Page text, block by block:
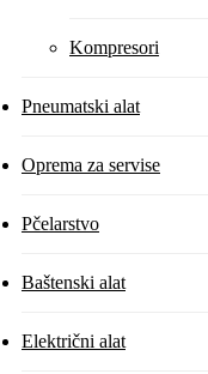
Kompresori
Pneumatski alat
Oprema za servise
Pčelarstvo
Baštenski alat
Električni alat